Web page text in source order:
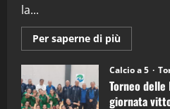
la...
Per saperne di più
Torneo
delle
Regioni
di
Calcio a 5
Torneo delle
giornata